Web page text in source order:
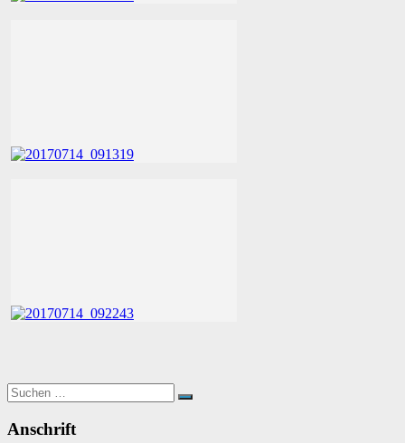
Suchen
nach:
Suchen
Anschrift